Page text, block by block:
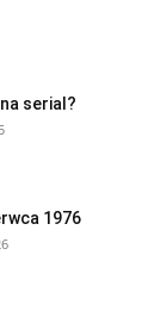
serial?
1976